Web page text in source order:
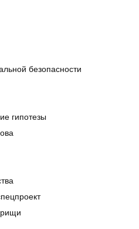
безопасности
гипотезы